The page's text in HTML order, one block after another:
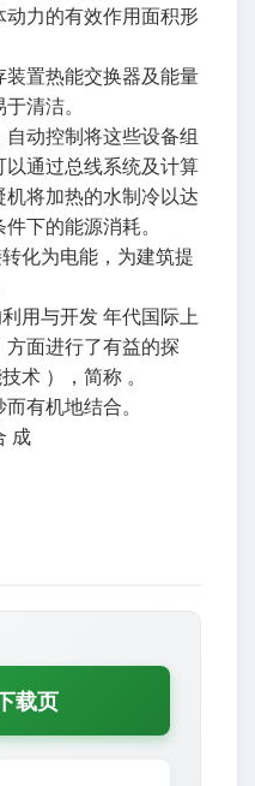
力的有效作用面积形
置热能交换器及能量
清洁。
动控制将这些设备组
通过总线系统及计算
将加热的水制冷以达
下的能源消耗。
化为电能，为建筑提
用与开发 年代国际上
面进行了有益的探
术 ），简称 。
有机地结合。
成
载页